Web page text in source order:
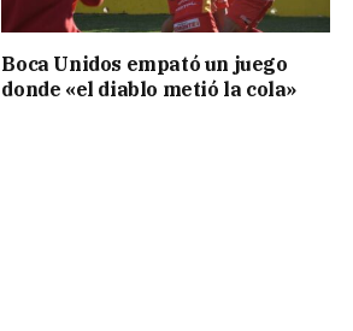
Boca Unidos empató un juego
donde «el diablo metió la cola»